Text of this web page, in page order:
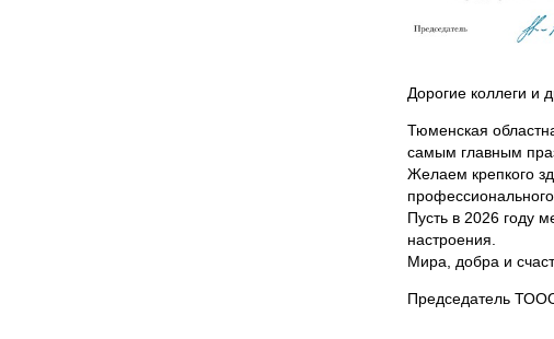
Дорогие коллеги и
Тюменская
самым главным
Желаем крепкого
Пусть в 2026 году
настроения.
Мира, добра и
Председатель